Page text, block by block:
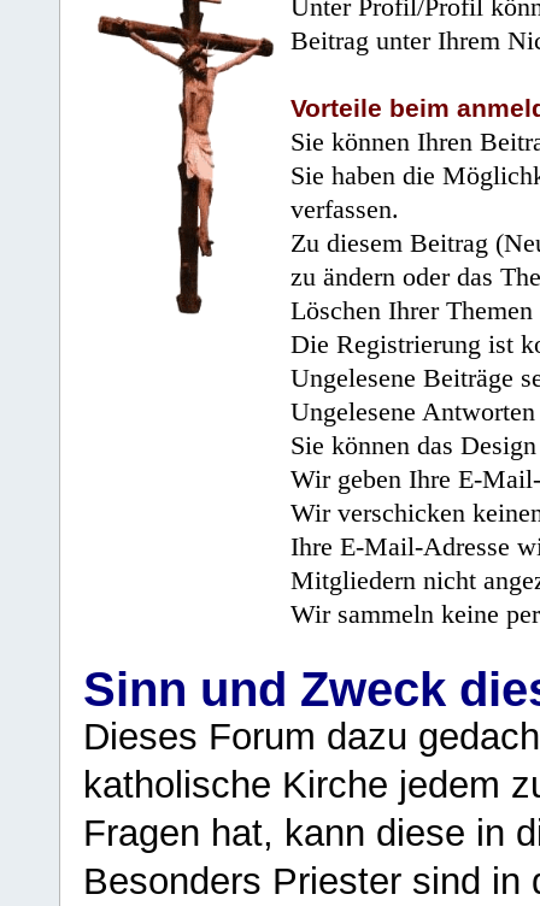
Unter Profil/Profil
Beitrag unter Ihrem
Vorteile beim
Sie können Ihren
Sie haben die
verfassen.
Zu diesem Beitrag
zu ändern oder das
Löschen Ihrer
Die Registrierung ist
Ungelesene Beiträge
Ungelesene
Sie können das
Wir geben Ihre E-
Wir verschicken
Ihre E-Mail-Adresse
Mitgliedern nicht
Wir sammeln keine
Sinn und Zweck
Dieses Forum dazu
katholische Kirche jedem
Fragen hat, kann diese in
Besonders Priester sind in